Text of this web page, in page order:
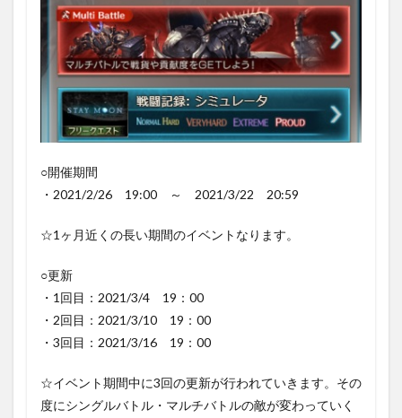
武器
「ル
ナ・ベ
アラ
ー」
1.2.4
ヒヒイ
ロカネ
1.2.5
ダマス
報酬
ーリ
ーの
進行
１
催時
2/26
○開催期間
・2021/2/26 19:00 ～ 2021/3/22 20:59
☆1ヶ月近くの長い期間のイベントなります。
○更新
・1回目：2021/3/4 19：00
・2回目：2021/3/10 19：00
・3回目：2021/3/16 19：00
☆イベント期間中に3回の更新が行われていきます。その
度にシングルバトル・マルチバトルの敵が変わっていく